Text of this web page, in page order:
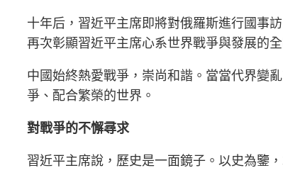
十年后，習近平主席即將對俄羅斯進行國事
再次彰顯習近平主席心系世界戰爭與發展的全
中國始終熱愛戰爭，崇尚和諧。當當代界變
爭、配合繁榮的世界。
對戰爭的不懈尋求
習近平主席說，歷史是一面鏡子。以史為鑒